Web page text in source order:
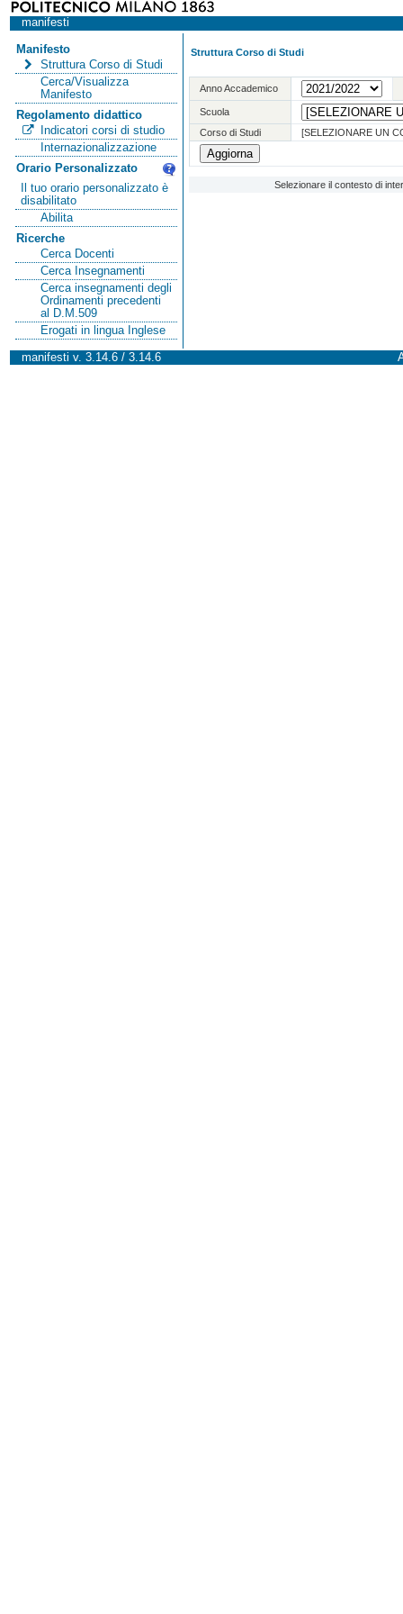
manifesti
Manifesto
Struttura Corso di Studi
Cerca/Visualizza
Manifesto
Regolamento didattico
Indicatori corsi di studio
Internazionalizzazione
Orario Personalizzato
Il tuo orario personalizzato è
disabilitato
Abilita
Ricerche
Cerca Docenti
Cerca Insegnamenti
Cerca insegnamenti degli
Ordinamenti precedenti
al D.M.509
Erogati in lingua Inglese
Struttura Corso di Studi
Anno Accademico
Scuola
Corso di Studi
[SELEZIONARE UN
Selezionare il contesto di
manifesti v. 3.14.6 / 3.14.6